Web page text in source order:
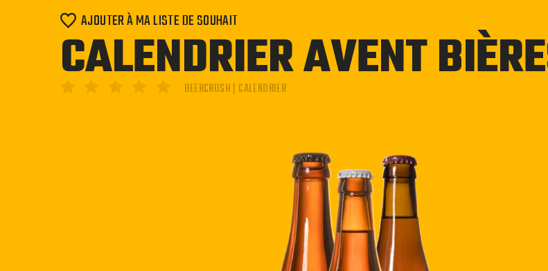
AJOUTER À MA LISTE DE SOUHAIT
CALENDRIER AVENT
BEERCRUSH | CALENDRIER